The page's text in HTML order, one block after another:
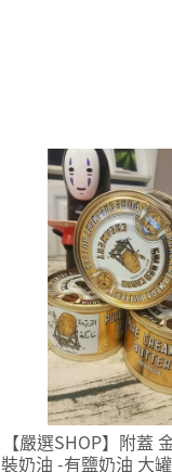
【嚴選SHOP】附蓋
裝奶油 -有鹽奶油 大